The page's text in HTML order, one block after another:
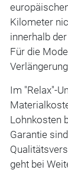
Kilometer
innerhalb
Für die
Im "Relax"-
Lohnkosten
Garantie
geht bei